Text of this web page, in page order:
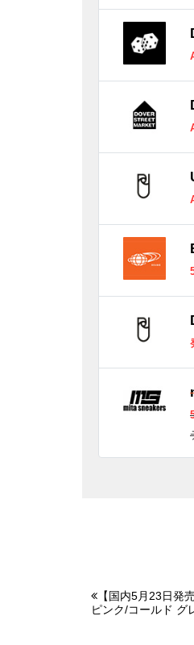
【国内5月23日発
ピンク/コールド グ